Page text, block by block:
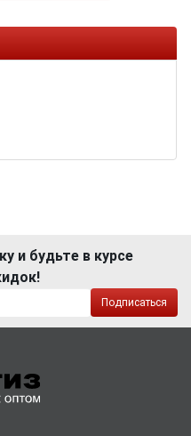
и будьте в курсе
Подписаться